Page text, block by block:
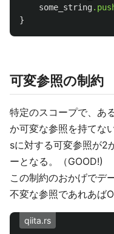
some_string
}
可変参照の制約
特定のスコープで、あ
か可変な参照を持てない
sに対する可変参照が2
ーとなる。（GOOD!)
この制約のおかげでデ
不変な参照であれあば
qiita.rs